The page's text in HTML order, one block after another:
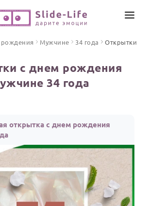
Мужчине 34 года Открытки
с днем рождения
34 года
открытка с днем рождения